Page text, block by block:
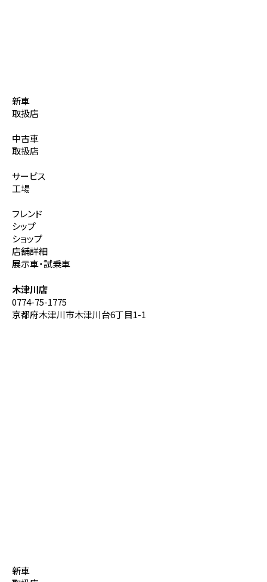
新車
取扱店
中古車
取扱店
サービス
工場
フレンド
シップ
ショップ
店舗詳細
展示車・試乗車
木津川店
0774-75-1775
京都府木津川市木津川台6丁目1-1
新車